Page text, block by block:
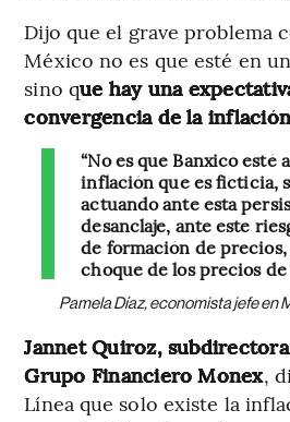
Dijo que el grave problema
México no es que esté en
sino que hay una
convergencia de la
“No es que Banxico esté
inflación que es ficticia,
actuando ante esta
desanclaje, ante este
de formación de
choque de los precios de
Pamela Díaz, economista jefe en
Jannet Quiroz,
Grupo Financiero Monex,
Línea que solo existe la